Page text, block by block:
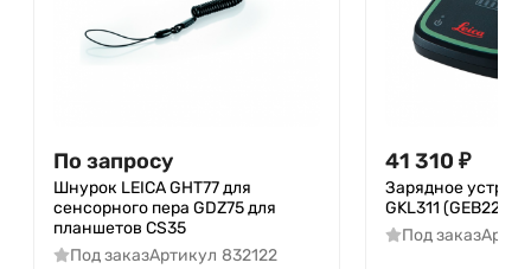
По запросу
Шнурок LEICA GHT77 для
сенсорного пера GDZ75 для
планшетов CS35
Под заказАртикул 832122
41 310 ₽
Зарядное
GKL311 (GEB222,
Под заказ